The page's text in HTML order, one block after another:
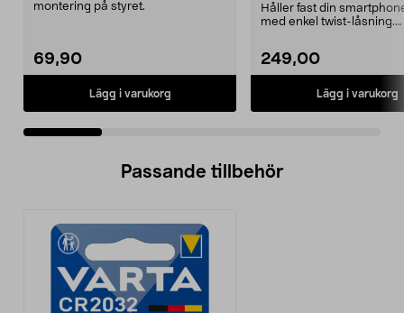
montering på styret.
69,90
Lägg i varukorg
Håller fast din
med enkel twist-låsning.
249,00
Lägg i varukorg
Passande tillbehör